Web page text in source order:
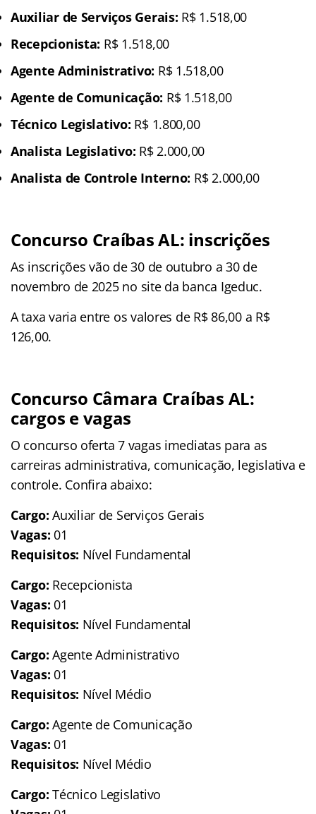
Auxiliar de Serviços Gerais: R$ 1.518,00
Recepcionista: R$ 1.518,00
Agente Administrativo: R$ 1.518,00
Agente de Comunicação: R$ 1.518,00
Técnico Legislativo: R$ 1.800,00
Analista Legislativo: R$ 2.000,00
Analista de Controle Interno: R$ 2.000,00
Concurso Craíbas AL: inscrições
As inscrições vão de 30 de outubro a 30 de
novembro de 2025 no site da banca Igeduc.
A taxa varia entre os valores de R$ 86,00 a R$
126,00.
Concurso Câmara Craíbas AL:
cargos e vagas
O concurso oferta 7 vagas imediatas para as
carreiras administrativa, comunicação, legislativa e
controle. Confira abaixo:
Cargo: Auxiliar de Serviços Gerais
Vagas: 01
Requisitos: Nível Fundamental
Cargo: Recepcionista
Vagas: 01
Requisitos: Nível Fundamental
Cargo: Agente Administrativo
Vagas: 01
Requisitos: Nível Médio
Cargo: Agente de Comunicação
Vagas: 01
Requisitos: Nível Médio
Cargo: Técnico Legislativo